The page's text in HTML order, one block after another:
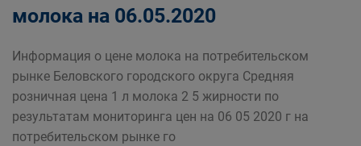
молока на 06.05.2020
Информация о цене молока на потребительском
рынке Беловского городского округа Средняя
розничная цена 1 л молока 2 5 жирности по
результатам мониторинга цен на 06 05 2020 г на
потребительском рынке го